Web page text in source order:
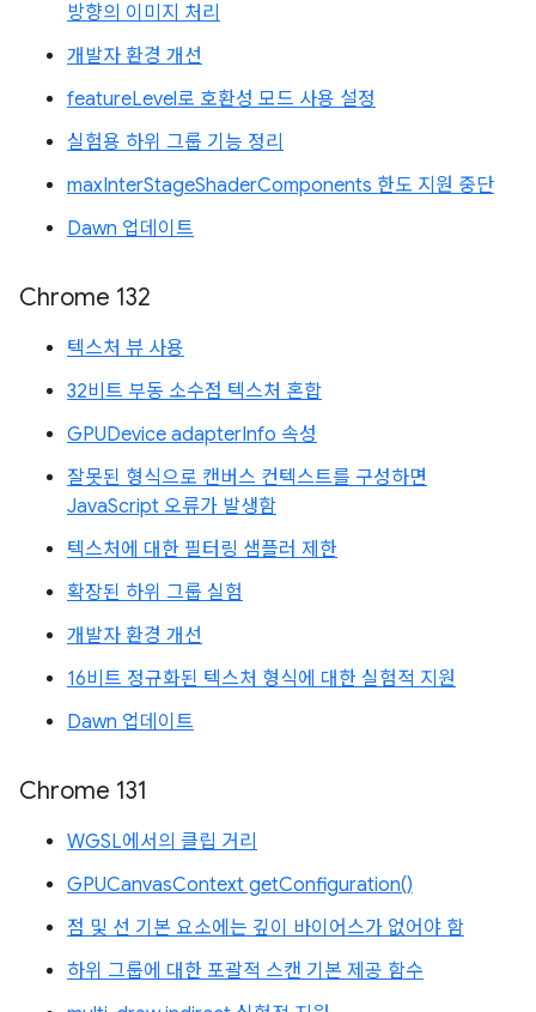
방향의 이미지 처리
개발자 환경 개선
featureLevel로 호환성 모드 사용 설정
실험용 하위 그룹 기능 정리
maxInterStageShaderComponents 한도 지원 중단
Dawn 업데이트
Chrome 132
텍스처 뷰 사용
32비트 부동 소수점 텍스처 혼합
GPUDevice adapterInfo 속성
잘못된 형식으로 캔버스 컨텍스트를 구성하면
JavaScript 오류가 발생함
텍스처에 대한 필터링 샘플러 제한
확장된 하위 그룹 실험
개발자 환경 개선
16비트 정규화된 텍스처 형식에 대한 실험적 지원
Dawn 업데이트
Chrome 131
WGSL에서의 클립 거리
GPUCanvasContext getConfiguration()
점 및 선 기본 요소에는 깊이 바이어스가 없어야 함
하위 그룹에 대한 포괄적 스캔 기본 제공 함수